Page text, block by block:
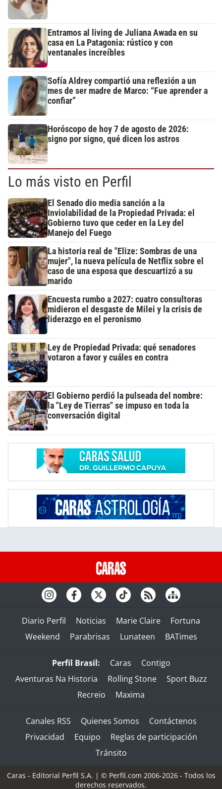
Entramos al living de Juliana Awada en su
casa en La Patagonia: rústico y con
ventanales increíbles
Sofía Aldrey compartió una reflexión a un
mes de ser madre de Marco: “Fue aprender a
confiar”
Horóscopo de hoy 7 de agosto de 2026:
signo por signo, qué dicen los astros
Lo más visto en Perfil
El Senado dio media sanción a la
Inviolabilidad de la Propiedad Privada: el
Gobierno tuvo que ceder en la Ley del
Manejo del Fuego
La historia real de "Elize: Sombras de una
mujer", la nueva película de Netflix sobre el
caso de una esposa que descuartizó a su
marido
Encuesta rumbo a 2027: cuatro consultoras
midieron el desgaste de Milei y la crisis de
liderazgo en el peronismo
Ley de Propiedad Privada: qué senadores
votaron a favor y cuáles en contra
El Gobierno perdió la pulseada del nombre:
la "Ley de Tierras" se impuso en toda la
conversación digital
Diario Perfil Noticias Marie Claire
Fortuna
Weekend
Parabrisas Lunateen BATimes
Perfil Brasil: Caras
Contigo
Aventuras Na Historia
Rolling Stone
Sport Buzz
Recreio
Maxima
Canales RSS Quienes Somos
Contáctenos
Privacidad
Equipo
Reglas de participación
Tránsito
Caras - Editorial Perfil S.A. | © Perfil.com 2006-2026 - Todos los
derechos reservados.